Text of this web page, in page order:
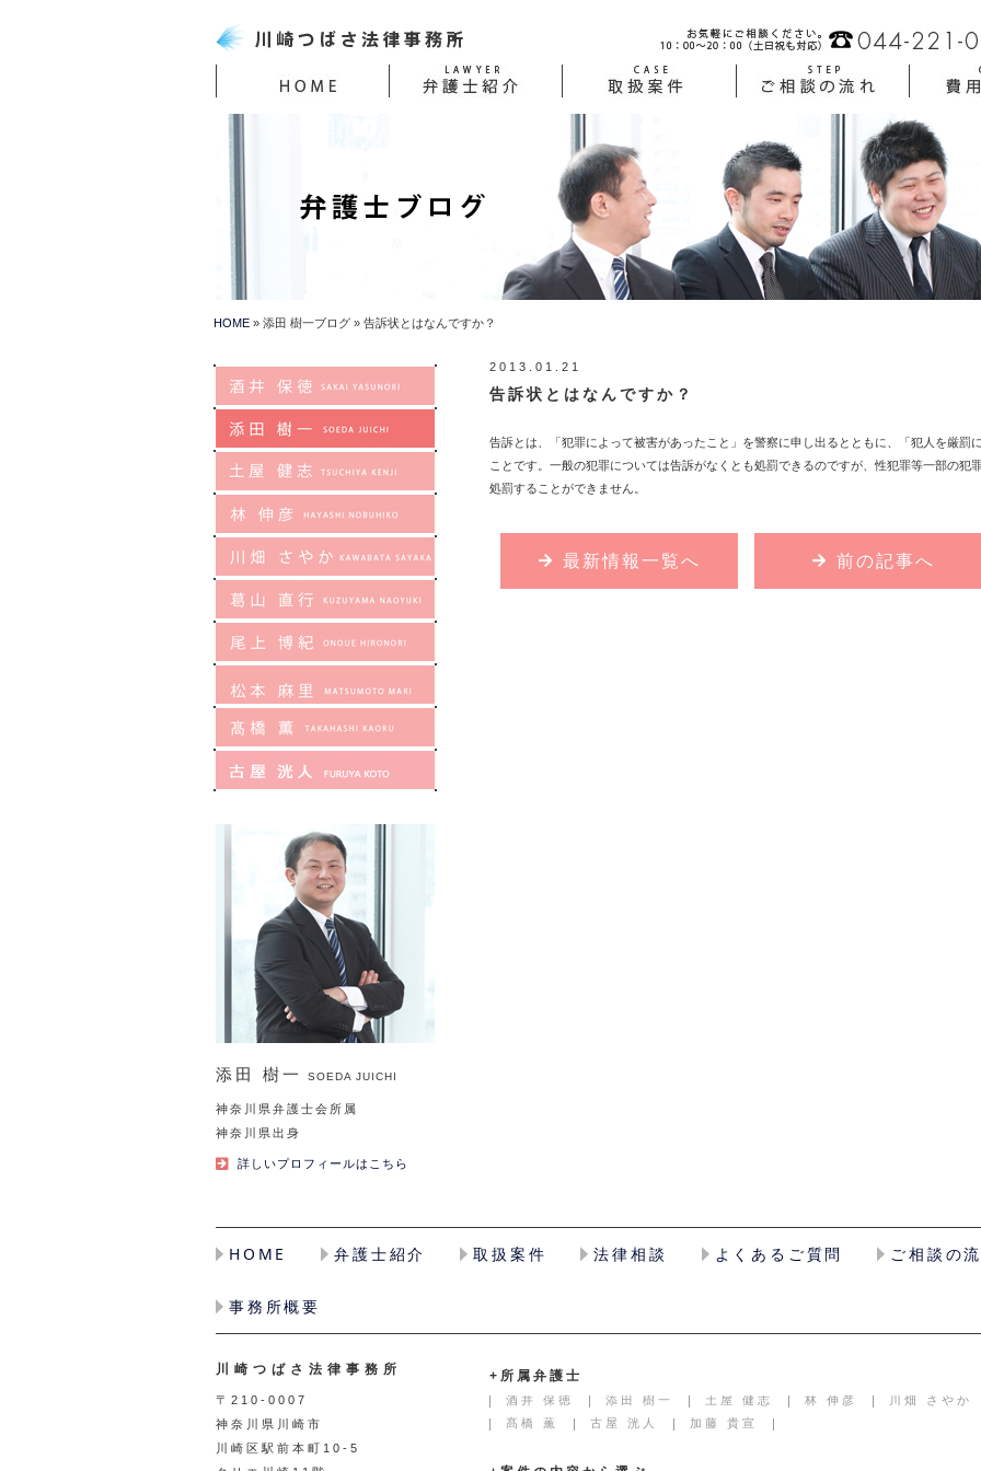
HOME 添田 樹一ブログ 告訴状とはなんですか？
2013.01.21
告訴状とはなんですか？
告訴とは、「犯罪によって被害があったこと」を警察に申し出るとともに、「犯人を厳罰
ことです。一般の犯罪については告訴がなくとも処罰できるのですが、性犯罪等一部の犯
処罰することができません。
最新情報一覧へ 前の記事へ
添田 樹一 SOEDA JUICHI
神奈川県弁護士会所属
神奈川県出身
詳しいプロフィールはこちら
HOME 弁護士紹介 取扱案件 法律相談 よくあるご質問 ご相談の
事務所概要
川崎つばさ法律事務所
〒210-0007
神奈川県川崎市
川崎区駅前本町10-5
+所属弁護士
酒井 保徳 添田 樹一 土屋 健志 林 伸彦 川畑 さやか
髙橋 薫
古屋 洸人 加藤 貴宣